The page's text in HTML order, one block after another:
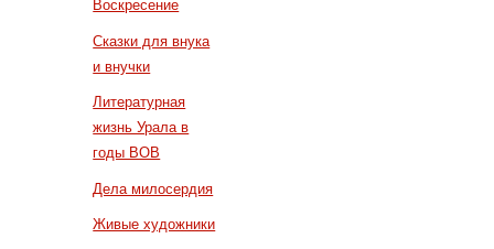
Воскресение
Сказки для внука
и внучки
Литературная
жизнь Урала в
годы ВОВ
Дела милосердия
Живые художники